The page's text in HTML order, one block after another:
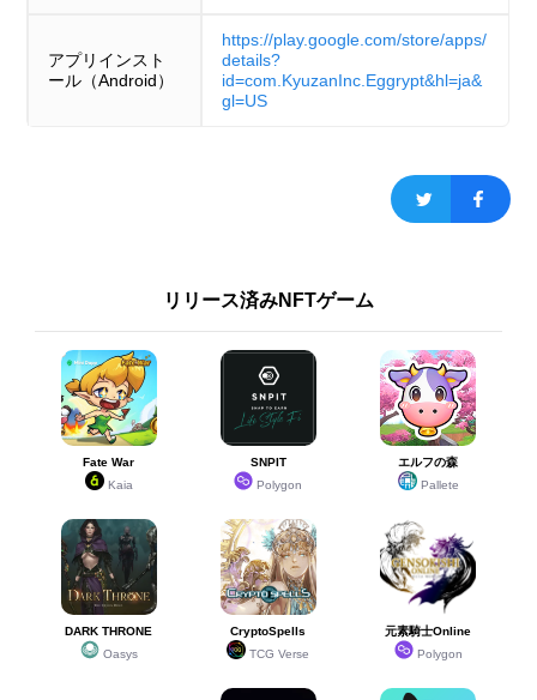
アプリインスト
ール（Android）
https://play.google.com/store/apps/
details?
id=com.KyuzanInc.Eggrypt&hl=ja&
gl=US
リリース済みNFTゲーム
Fate War
Kaia
SNPIT
Polygon
エルフの森
Pallete
DARK THRONE
Oasys
CryptoSpells
TCG Verse
元素騎士Online
Polygon